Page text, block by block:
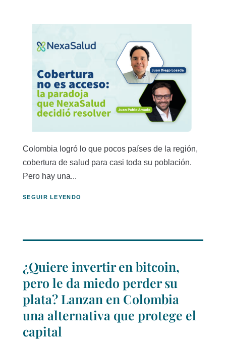
Colombia logró lo que pocos países de la región,
cobertura de salud para casi toda su población.
Pero hay una...
SEGUIR LEYENDO
¿Quiere invertir en bitcoin,
pero le da miedo perder su
plata? Lanzan en Colombia
una alternativa que protege el
capital